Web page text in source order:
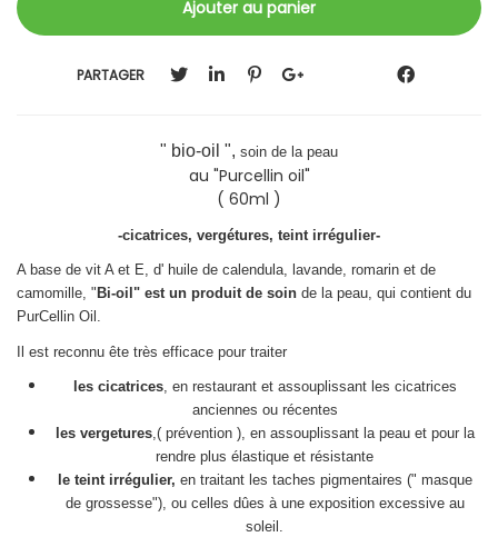
PARTAGER
" bio-oil ", soin de la peau
au "Purcellin oil"
( 60ml )
-cicatrices, vergétures, teint irrégulier-
A base de vit A et E, d' huile de calendula, lavande, romarin et de
camomille, " Bi-oil" est un produit de soin de la peau, qui contient du
PurCellin Oil.
Il est reconnu ête très efficace pour traiter
les cicatrices, en restaurant et assouplissant les cicatrices
anciennes ou récentes
les vergetures,( prévention ), en assouplissant la peau et pour la
rendre plus élastique et résistante
le teint irrégulier, en traitant les taches pigmentaires (" masque
de grossesse"), ou celles dûes à une exposition excessive au
soleil.